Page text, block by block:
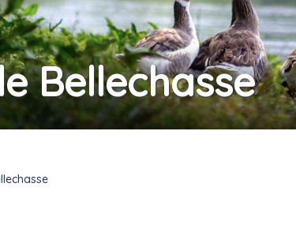
Bellechasse